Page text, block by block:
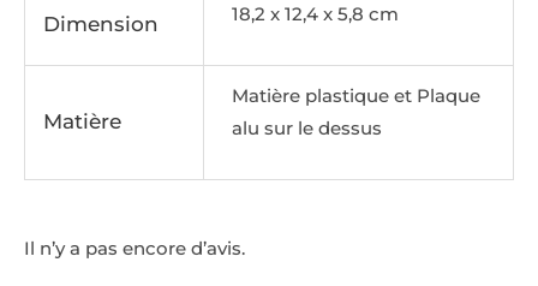
Dimension 18,2 x 12,4 x 5,8 cm
Matière
Matière plastique et Plaque
alu sur le dessus
Il n’y a pas encore d’avis.